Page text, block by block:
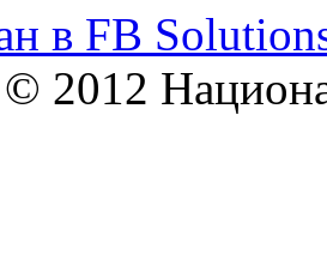
в FB
2012